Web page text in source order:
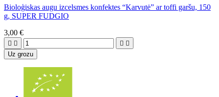
Bioloģiskas augu izcelsmes konfektes “Karvutė” ar toffi garšu, 150
g, SUPER FUDGIO
3,00 €
   
Uz grozu